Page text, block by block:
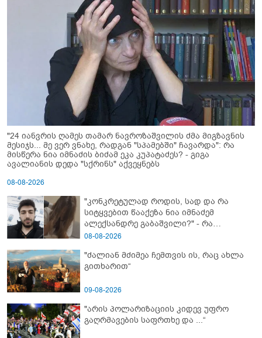
"24 იანვრის ღამეს თამარ ნავროზაშვილის ძმა მიგზავნის
მესიჯს... მე ვერ ვნახე, რადგან "სპამებში" ჩავარდა": რა
მისწერა ნია იმნაძის ბიძამ ეკა კუპატაძეს? - გიგა
ავალიანის დედა "სქრინს" აქვეყნებს
08-08-2026
"კონკრეტულად როდის, სად და რა
სიტყვებით წააქეზა ნია იმნაძემ
ალექსანდრე გაბაშვილი?" - რა
მიმართვას ავრცელებს ნია იმნაძის
08-08-2026
"ძალიან მძიმეა ჩემთვის ის, რაც ახლა
გითხარით“
09-08-2026
"არის პოლარიზაციის კიდევ უფრო
გაღრმავების საფრთხე და ...“